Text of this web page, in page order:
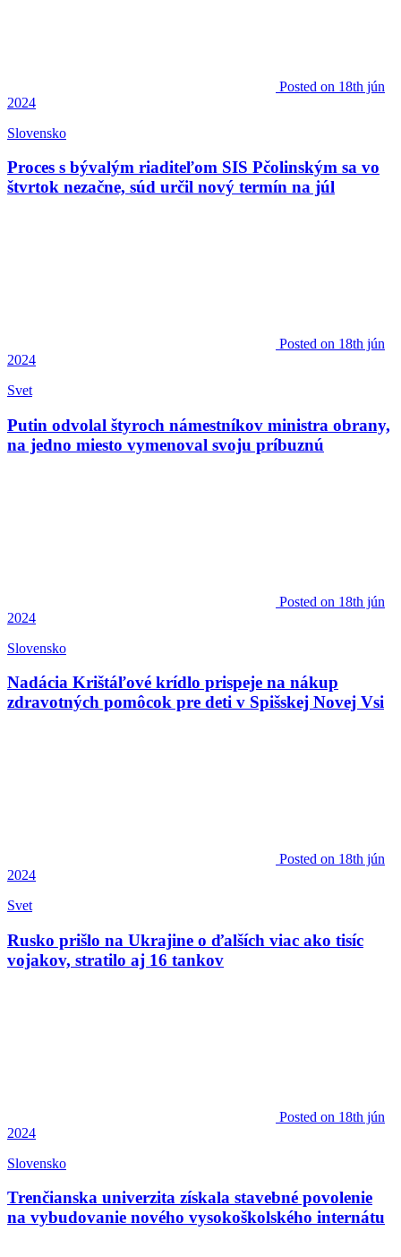
Posted on 18th jún
2024
Slovensko
Proces s bývalým riaditeľom SIS Pčolinským sa vo
štvrtok nezačne, súd určil nový termín na júl
Posted on 18th jún
2024
Svet
Putin odvolal štyroch námestníkov ministra obrany,
na jedno miesto vymenoval svoju príbuznú
Posted on 18th jún
2024
Slovensko
Nadácia Krištáľové krídlo prispeje na nákup
zdravotných pomôcok pre deti v Spišskej Novej Vsi
Posted on 18th jún
2024
Svet
Rusko prišlo na Ukrajine o ďalších viac ako tisíc
vojakov, stratilo aj 16 tankov
Posted on 18th jún
2024
Slovensko
Trenčianska univerzita získala stavebné povolenie
na vybudovanie nového vysokoškolského internátu